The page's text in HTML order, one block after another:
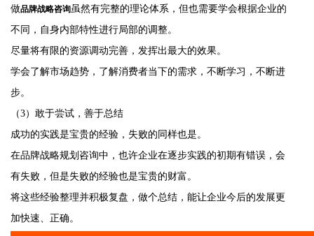
做品牌战略咨询虽然有完整的理论体系，但也需要学会根据企业的
不同，自身内部特性进行局部的调整。
尽量将有限的资源调动完善，发挥出最大的效果。
学会了解市场趋势，了解消费者当下的需求，不断学习，不断进
步。
（3）敢于尝试，善于总结
成功的实践是宝贵的经验，失败的同样也是。
在品牌战略规划咨询中，也许企业在逐步实践的初期有错误，会
有失败，但是失败的经验也是宝贵的财富。
将这些经验整理并积极复盘，做个总结，能让企业今后的发展更
加快速、正确。